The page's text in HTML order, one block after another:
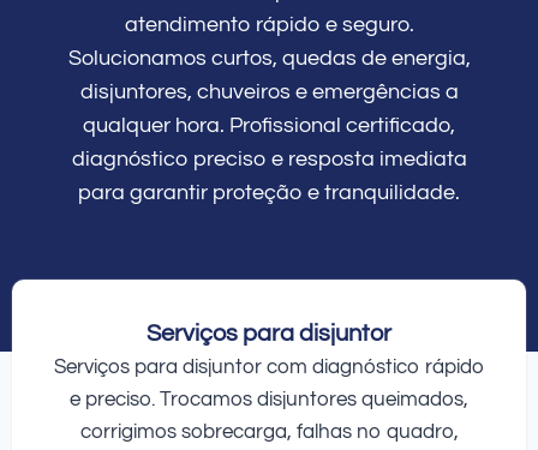
atendimento rápido e seguro.
Solucionamos curtos, quedas de energia,
disjuntores, chuveiros e emergências a
qualquer hora. Profissional certificado,
diagnóstico preciso e resposta imediata
para garantir proteção e tranquilidade.
Serviços para disjuntor
Serviços para disjuntor com diagnóstico rápido
e preciso. Trocamos disjuntores queimados,
corrigimos sobrecarga, falhas no quadro,